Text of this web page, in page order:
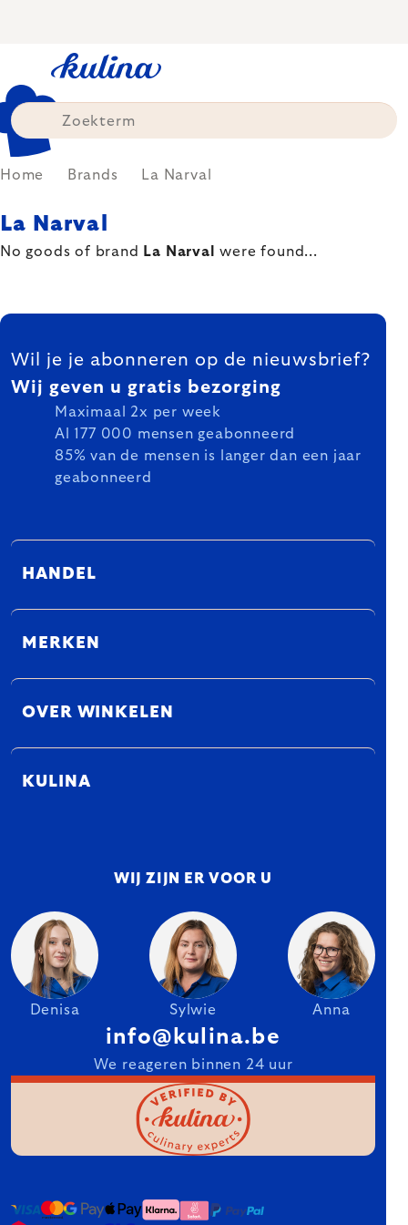
Home Brands La Narval
La Narval
No goods of brand La Narval were found...
FOOTER
Wil je je abonneren op de nieuwsbrief?
Wij geven u gratis bezorging
Maximaal 2x per week
Al 177 000 mensen geabonneerd
85% van de mensen is langer dan een jaar
geabonneerd
HANDEL
MERKEN
OVER WINKELEN
KULINA
WIJ ZIJN ER VOOR U
Denisa Sylwie Anna
info@kulina.be
We reageren binnen 24 uur